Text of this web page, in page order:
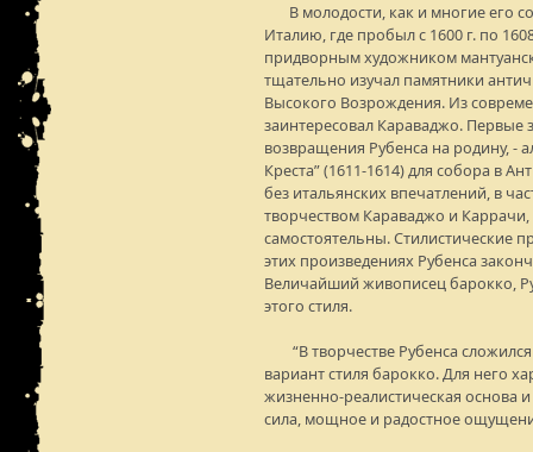
В молодости, как и многие его
Италию, где пробыл с 1600 г. по
придворным художником
тщательно изучал памятники
Высокого Возрождения. Из
заинтересовал Караваджо. Первые
возвращения Рубенса на родину, -
Креста” (1611-1614) для собора в
без итальянских впечатлений, в
творчеством Караваджо и
самостоятельны. Стилистические
этих произведениях Рубенса
Величайший живописец барокко,
этого стиля.
“В творчестве Рубенса
вариант стиля барокко. Для него
жизненно-реалистическая
сила, мощное и радостное